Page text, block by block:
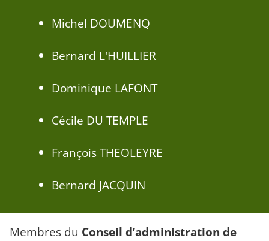
Michel DOUMENQ
Bernard L'HUILLIER
Dominique LAFONT
Cécile DU TEMPLE
François THEOLEYRE
Bernard JACQUIN
Membres du Conseil d’administration de